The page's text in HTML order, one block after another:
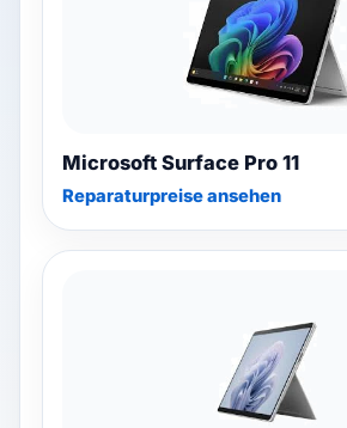
Blog & Ratgeber
SPRACHE
DE FR IT
Microsoft Surface Pro 11
Reparaturpreise ansehen